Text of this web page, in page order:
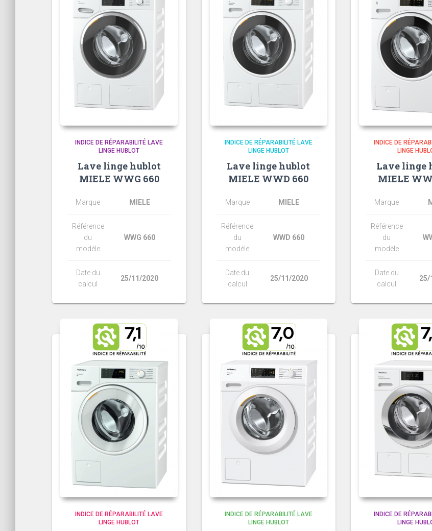
INDICE DE RÉPARABILITÉ LAVE
LINGE HUBLOT
Lave linge hublot
MIELE WWG 660
Marque MIELE
Référence
du
modèle
WWG 660
Date du
calcul
25/11/2020
INDICE DE RÉPARABILITÉ LAVE
LINGE HUBLOT
Lave linge hublot
MIELE WWD 660
Marque MIELE
Référence
du
modèle
WWD 660
Date du
calcul
25/11/2020
INDICE DE
LINGE
Lave linge
MIELE
Marque
Référence
du
modèle
Date du
calcul
25/
INDICE DE RÉPARABILITÉ LAVE
LINGE HUBLOT
INDICE DE RÉPARABILITÉ LAVE
LINGE HUBLOT
INDICE DE
LINGE